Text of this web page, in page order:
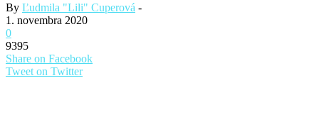
By Ľudmila "Lili" Cuperová -
1. novembra 2020
0
9395
Share on Facebook
Tweet on Twitter